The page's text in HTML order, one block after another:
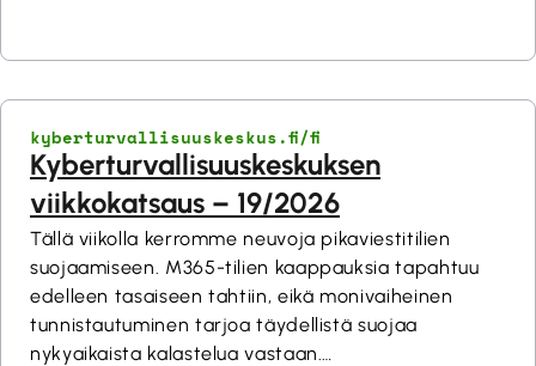
kyberturvallisuuskeskus.fi/fi
Kyberturvallisuuskeskuksen
viikkokatsaus – 19/2026
Tällä viikolla kerromme neuvoja pikaviestitilien
suojaamiseen. M365-tilien kaappauksia tapahtuu
edelleen tasaiseen tahtiin, eikä monivaiheinen
tunnistautuminen tarjoa täydellistä suojaa
nykyaikaista kalastelua vastaan.